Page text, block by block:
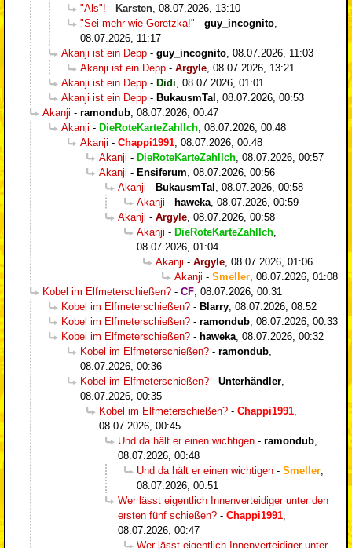
"Als"! - Karsten 08.07.2026, 13:10
"Sei mehr wie Goretzka!" - guy_incognito
08.07.2026, 11:17
Akanji ist ein Depp - guy_incognito 08.07.2026, 11:03
Akanji ist ein Depp - Argyle 08.07.2026, 13:21
Akanji ist ein Depp - Didi 08.07.2026, 01:01
Akanji ist ein Depp - BukausmTal
08.07.2026, 00:53
Akanji - ramondub 08.07.2026, 00:47
Akanji - DieRoteKarteZahlIch 08.07.2026, 00:48
Akanji - Chappi1991 08.07.2026, 00:48
Akanji - DieRoteKarteZahlIch 08.07.2026, 00:57
Akanji - Ensiferum 08.07.2026, 00:56
Akanji - BukausmTal
08.07.2026, 00:58
Akanji - haweka 08.07.2026, 00:59
Akanji - Argyle 08.07.2026, 00:58
Akanji - DieRoteKarteZahlIch
08.07.2026, 01:04
Akanji - Argyle 08.07.2026, 01:06
Akanji - Smeller 08.07.2026, 01:08
Kobel im Elfmeterschießen? - CF 08.07.2026, 00:31
Kobel im Elfmeterschießen? - Blarry 08.07.2026, 08:52
Kobel im Elfmeterschießen? - ramondub 08.07.2026, 00:33
Kobel im Elfmeterschießen? - haweka 08.07.2026, 00:32
Kobel im Elfmeterschießen? - ramondub
08.07.2026, 00:36
Kobel im Elfmeterschießen? - Unterhändler
08.07.2026, 00:35
Kobel im Elfmeterschießen? - Chappi1991
08.07.2026, 00:45
Und da hält er einen wichtigen - ramondub
08.07.2026, 00:48
Und da hält er einen wichtigen - Smeller
08.07.2026, 00:51
Wer lässt eigentlich Innenverteidiger unter den
ersten fünf schießen? - Chappi1991
08.07.2026, 00:47
Wer lässt eigentlich Innenverteidiger unter